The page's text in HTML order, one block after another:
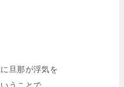
旦那が浮気を